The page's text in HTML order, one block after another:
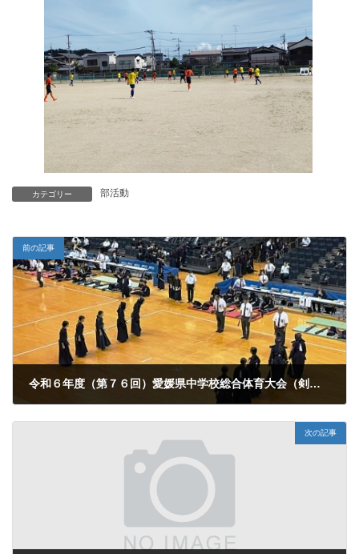
カテゴリー 部活動
前の記事
令和６年度（第７６回）愛媛県中学校総合体育大会（剣道）
次の記事